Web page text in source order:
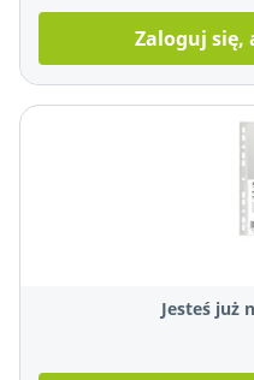
Zaloguj się,
Jesteś już